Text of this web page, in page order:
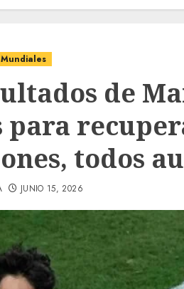
de
para
todos
JUNIO 15, 2026